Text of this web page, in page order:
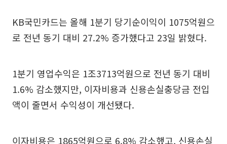
KB국민카드는 올해 1분기 당기순이익이 1075억원으
로 전년 동기 대비 27.2% 증가했다고 23일 밝혔다.
1분기 영업수익은 1조3713억원으로 전년 동기 대비
1.6% 감소했지만, 이자비용과 신용손실충당금 전입
액이 줄면서 수익성이 개선됐다.
이자비용은 1865억원으로 6.8% 감소했고, 신용손실